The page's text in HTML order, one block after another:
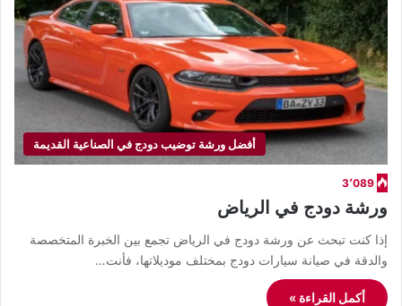
أفضل ورشة توضيب دودج في الصناعية القديمة
3٬089
ورشة دودج في الرياض
إذا كنت تبحث عن ورشة دودج في الرياض تجمع بين الخبرة المتخصصة
والدقة في صيانة سيارات دودج بمختلف موديلاتها، فأنت…
أكمل القراءة »